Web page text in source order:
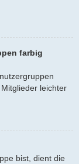
farbig
leichter
bist, dient die